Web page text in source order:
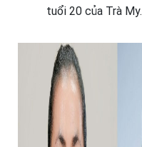
tuổi 20 của Trà My.